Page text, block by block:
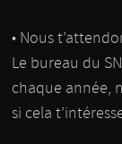
• Nous
Le bureau du
chaque année,
si cela